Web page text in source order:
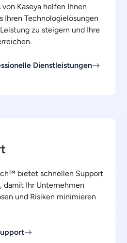
Kaseya helfen Ihnen
Ihren Technologielösungen
zu steigern und Ihre
Dienstleistungen
bietet schnellen Support
damit Ihr Unternehmen
und Risiken minimieren